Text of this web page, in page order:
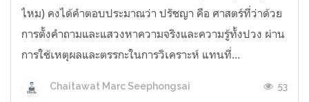
ไหม) คงได้คำตอบประมาณว่า ปรัชญา คือ ศาสตร์ที่ว่าด้วย
การตั้งคำถามและแสวงหาความจริงและความรู้ทั้งปวง ผ่าน
การใช้เหตุผลและตรรกะในการวิเคราะห์ แทนที่...
Chaitawat Marc Seephongsai 53